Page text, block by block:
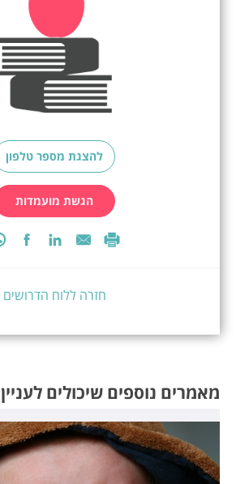
להצגת מספר טלפון
הגשת מועמדות
חזרה ללוח הדרושים
מאמרים נוספים שיכולים